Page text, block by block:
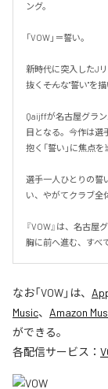
ング。
「VOW」＝誓い。
新時代に突入したJ
抜く――そんな"誓い"を
Qaijffが名古屋グラ
目となる。今作は選
抱く「誓い」に焦点を
選手一人ひとりの誓
い、やがてクラブ全
『VOW』は、名古
胸に前へ進む、すべ
なお「VOW」は、
Music、 Amazon
ができる。
各配信サービス：